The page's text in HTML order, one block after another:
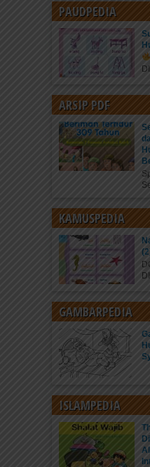
PAUDPEDIA
ARSIP PDF
KAMUSPEDIA
GAMBARPEDIA
ISLAMPEDIA